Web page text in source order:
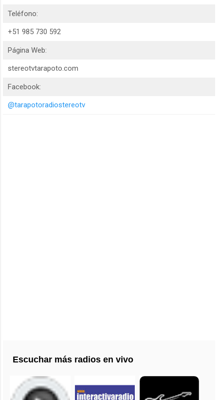
Teléfono:
+51 985 730 592
Página Web:
stereotvtarapoto.com
Facebook:
@tarapotoradiostereotv
Escuchar más radios en vivo